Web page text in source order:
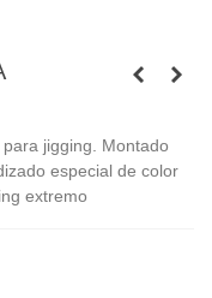
jigging. Montado
especial de color
extremo